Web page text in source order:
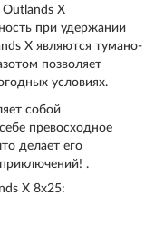
Outlands X
при удержании
X являются тумано-
позволяет
условиях.
собой
превосходное
делает его
.
X 8х25: